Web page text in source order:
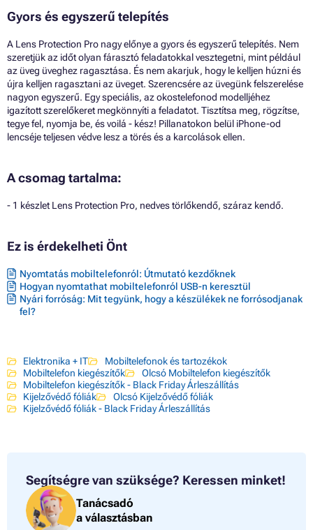
Gyors és egyszerű telepítés
A Lens Protection Pro nagy előnye a gyors és egyszerű telepítés. Nem
szeretjük az időt olyan fárasztó feladatokkal vesztegetni, mint például
az üveg üveghez ragasztása. És nem akarjuk, hogy le kelljen húzni és
újra kelljen ragasztani az üveget. Szerencsére az üvegünk felszerelése
nagyon egyszerű. Egy speciális, az okostelefonod modelljéhez
igazított szerelőkeret megkönnyíti a feladatot. Tisztítsa meg, rögzítse,
tegye fel, nyomja be, és voilá - kész! Pillanatokon belül iPhone-od
lencséje teljesen védve lesz a törés és a karcolások ellen.
A csomag tartalma:
- 1 készlet Lens Protection Pro, nedves törlőkendő, száraz kendő.
Ez is érdekelheti Önt
Nyomtatás mobiltelefonról: Útmutató kezdőknek
Hogyan nyomtathat mobiltelefonról USB-n keresztül
Nyári forróság: Mit tegyünk, hogy a készülékek ne forrósodjanak
fel?
Elektronika + IT
Mobiltelefonok és tartozékok
Mobiltelefon kiegészítők
Olcsó Mobiltelefon kiegészítők
Mobiltelefon kiegészítők - Black Friday Árleszállítás
Kijelzővédő fóliák
Olcsó Kijelzővédő fóliák
Kijelzővédő fóliák - Black Friday Árleszállítás
Segítségre van szüksége? Keressen minket!
Tanácsadó
a választásban